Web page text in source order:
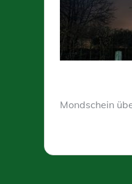
Mondschein